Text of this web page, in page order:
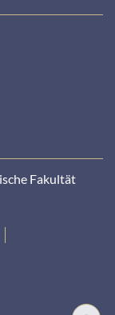
Nach
Fakultät